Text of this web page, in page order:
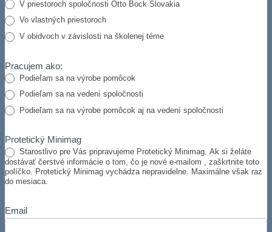
V priestoroch spoločnosti Otto Bock Slovakia
Vo vlastných priestoroch
V obidvoch v závislosti na školenej téme
Pracujem ako:
Podieľam sa na výrobe pomôcok
Podieľam sa na vedení spoločnosti
Podieľam sa na výrobe pomôcok aj na vedení spoločnosti
Protetický Minimag
Starostlivo pre Vás pripravujeme Protetický Minimag. Ak si želáte
dostávať čerstvé informácie o tom, čo je nové e-mailom , zaškrtnite toto
políčko. Protetický Minimag vychádza nepravidelne. Maximálne však raz
do mesiaca.
Email